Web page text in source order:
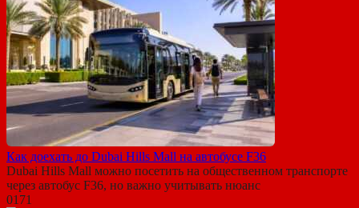
Как доехать до Dubai Hills Mall на автобусе F36
Dubai Hills Mall можно посетить на общественном транспорте
через автобус F36, но важно учитывать нюанс
0171